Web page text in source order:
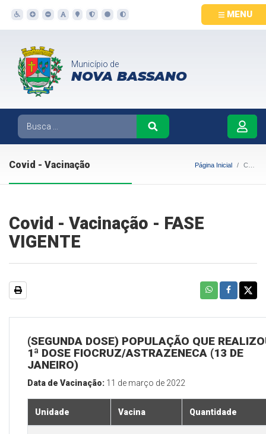
MENU
Município de
NOVA BASSANO
Covid - Vacinação Página Inicial Covid - Vacinação
Covid - Vacinação - FASE
VIGENTE
(SEGUNDA DOSE) POPULAÇÃO QUE
1ª DOSE FIOCRUZ/ASTRAZENECA (13 DE
JANEIRO)
Data de Vacinação: 11 de março de 2022
Unidade Vacina Quantidade